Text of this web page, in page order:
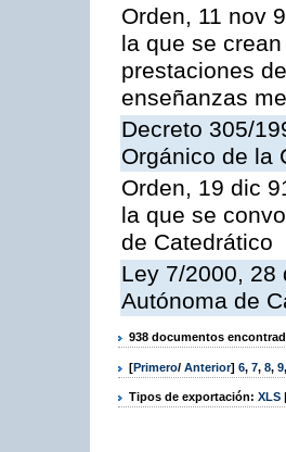
Orden, 11 nov
la que se
prestaciones
enseñanzas
Decreto 305/
Orgánico de la
Orden, 19 dic
la que se
de Catedrático
Ley 7/2000, 28
Autónoma de
938 documentos
[Primero/ Anterior] 6, 7, 8, 9,
Tipos de exportación: XLS |